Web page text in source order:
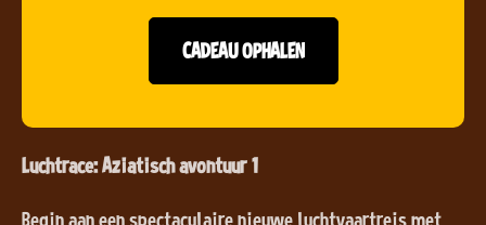
CADEAU OPHALEN
Luchtrace: Aziatisch avontuur 1
Begin aan een spectaculaire nieuwe luchtvaartreis met